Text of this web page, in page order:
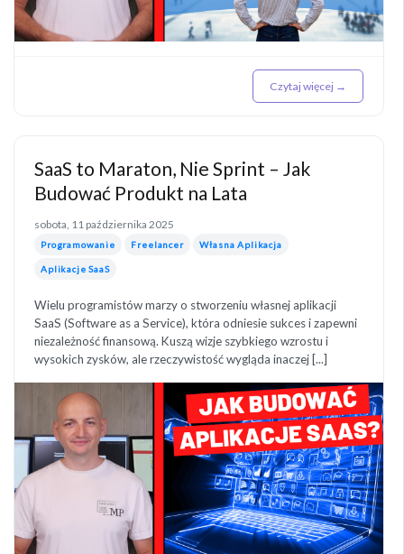
Czytaj więcej →
SaaS to Maraton, Nie Sprint – Jak
Budować Produkt na Lata
sobota, 11 października 2025
Programowanie Freelancer Własna Aplikacja
Aplikacje SaaS
Wielu programistów marzy o stworzeniu własnej aplikacji
SaaS (Software as a Service), która odniesie sukces i zapewni
niezależność finansową. Kuszą wizje szybkiego wzrostu i
wysokich zysków, ale rzeczywistość wygląda inaczej [...]